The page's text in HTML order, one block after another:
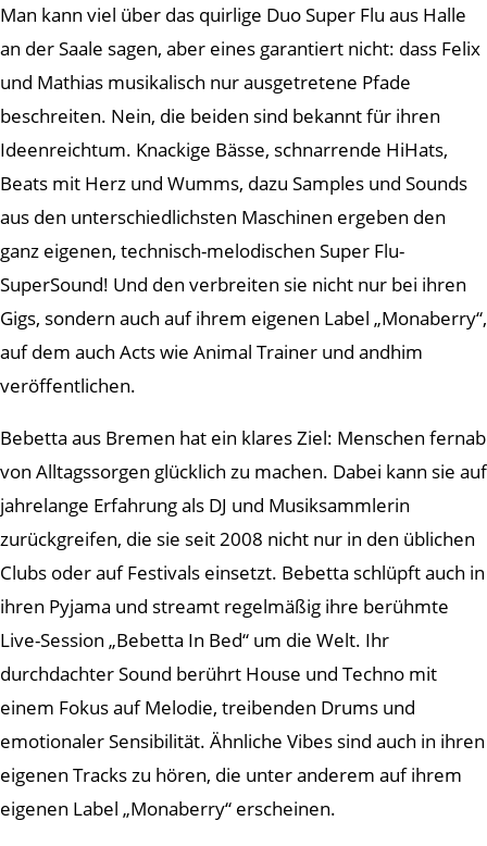
Man kann viel über das quirlige Duo Super Flu aus Halle
an der Saale sagen, aber eines garantiert nicht: dass Felix
und Mathias musikalisch nur ausgetretene Pfade
beschreiten. Nein, die beiden sind bekannt für ihren
Ideenreichtum. Knackige Bässe, schnarrende HiHats,
Beats mit Herz und Wumms, dazu Samples und Sounds
aus den unterschiedlichsten Maschinen ergeben den
ganz eigenen, technisch-melodischen Super Flu-
SuperSound! Und den verbreiten sie nicht nur bei ihren
Gigs, sondern auch auf ihrem eigenen Label „Monaberry“,
auf dem auch Acts wie Animal Trainer und andhim
veröffentlichen.
Bebetta aus Bremen hat ein klares Ziel: Menschen fernab
von Alltagssorgen glücklich zu machen. Dabei kann sie auf
jahrelange Erfahrung als DJ und Musiksammlerin
zurückgreifen, die sie seit 2008 nicht nur in den üblichen
Clubs oder auf Festivals einsetzt. Bebetta schlüpft auch in
ihren Pyjama und streamt regelmäßig ihre berühmte
Live-Session „Bebetta In Bed“ um die Welt. Ihr
durchdachter Sound berührt House und Techno mit
einem Fokus auf Melodie, treibenden Drums und
emotionaler Sensibilität. Ähnliche Vibes sind auch in ihren
eigenen Tracks zu hören, die unter anderem auf ihrem
eigenen Label „Monaberry“ erscheinen.